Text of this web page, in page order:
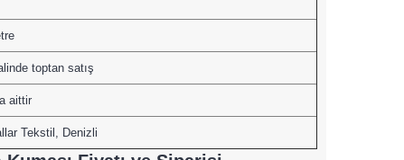
toptan satış
aittir
Tekstil, Denizli